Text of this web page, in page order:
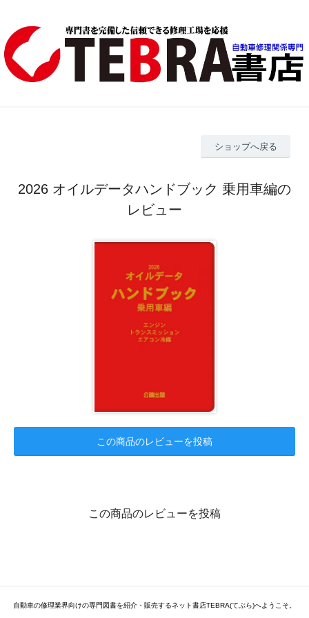
ショップへ戻る
2026 オイルデータハンドブック 乗用車編の
レビュー
この商品のレビューを投稿
この商品のレビューを投稿
自動車の修理業界向けの専門図書を紹介・販売するネット書店TEBRA(てぶら)へようこそ。